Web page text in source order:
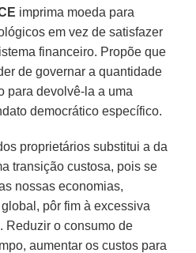
imprima moeda para
em vez de satisfazer
financeiro. Propõe que
de governar a quantidade
para devolvê-la a uma
democrático específico.
proprietários substitui a da
transição custosa, pois se
nossas economias,
pôr fim à excessiva
Reduzir o consumo de
aumentar os custos para